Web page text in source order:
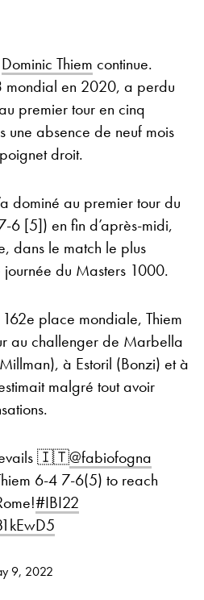
Dominic Thiem continue.
mondial en 2020, a perdu
premier tour en cinq
une absence de neuf mois
droit.
dominé au premier tour du
6 [5]) en fin d’après-midi,
dans le match le plus
du Masters 1000.
place mondiale, Thiem
au challenger de Marbella
à Estoril (Bonzi) et à
malgré tout avoir
🇮🇹@fabiofogna
6-4 7-6(5) to reach
#IBI22
9, 2022